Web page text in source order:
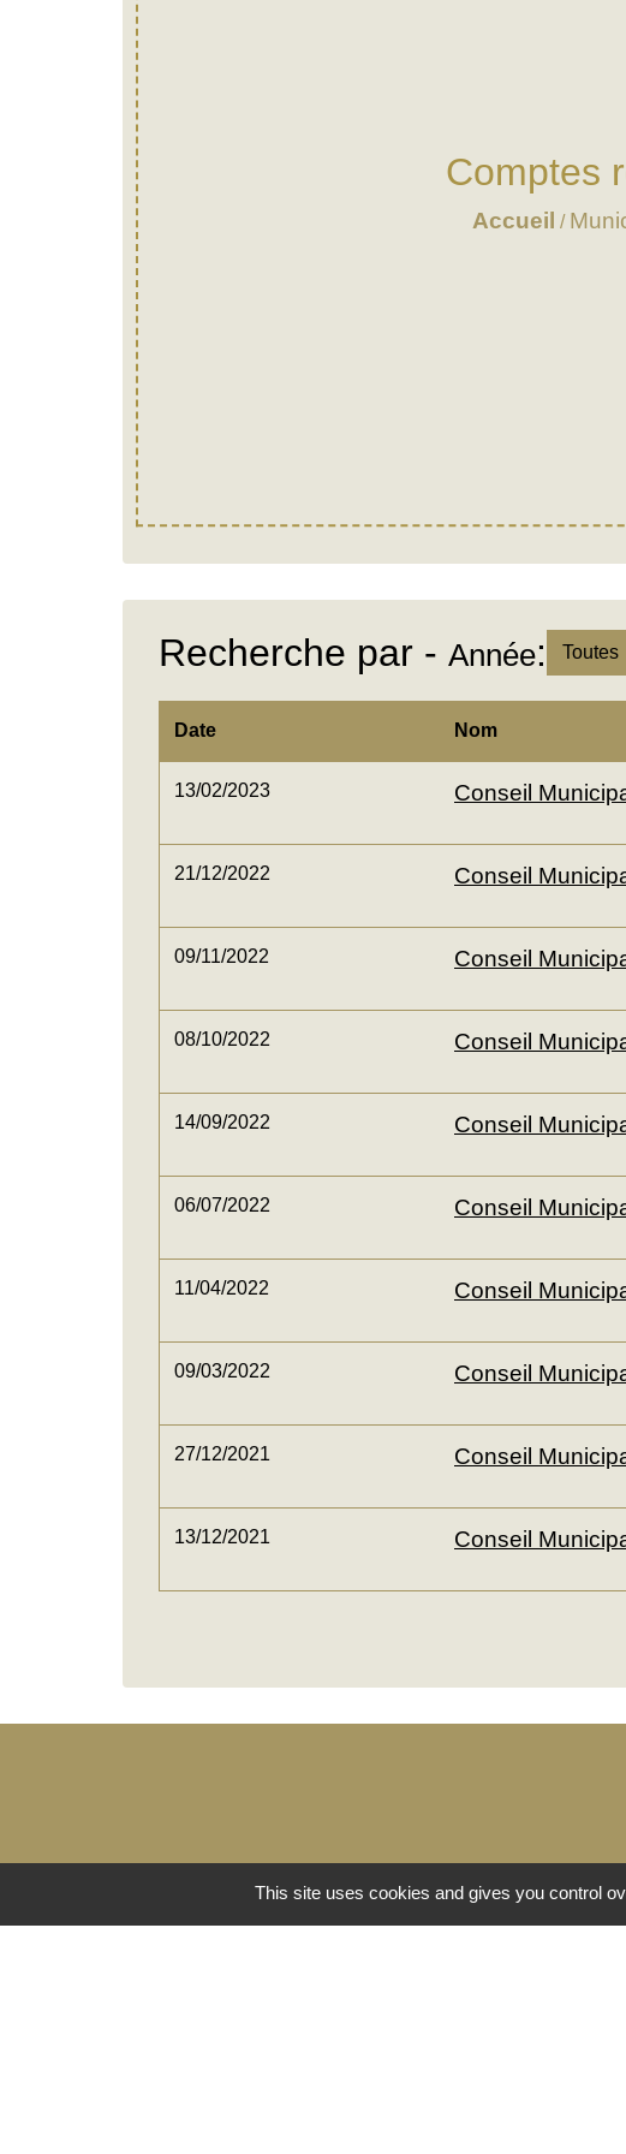
Comptes
Accueil /
Recherche par - Année: Toutes
Date Nom
13/02/2023 Conseil
21/12/2022 Conseil
09/11/2022 Conseil
08/10/2022 Conseil
14/09/2022 Conseil
06/07/2022 Conseil
11/04/2022 Conseil
09/03/2022 Conseil
27/12/2021 Conseil
13/12/2021 Conseil
This site uses cookies and gives you control